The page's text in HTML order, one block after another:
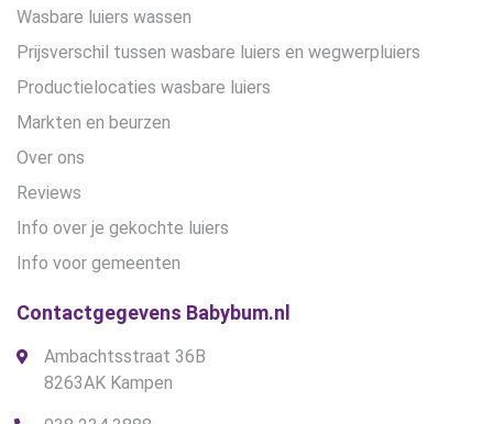
Wasbare luiers wassen
Prijsverschil tussen wasbare luiers en wegwerpluiers
Productielocaties wasbare luiers
Markten en beurzen
Over ons
Reviews
Info over je gekochte luiers
Info voor gemeenten
Contactgegevens Babybum.nl
Ambachtsstraat 36B
8263AK Kampen